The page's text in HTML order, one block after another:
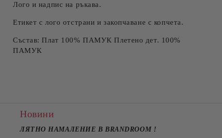
Лого и надпис на ръкава.
Етикет с лого отстрани и закопчаване с копчета.
Състав: Плат 100% ПАМУК Плетено дет. 100%
ПАМУК
Новини
ЛЯТНО НАМАЛЕНИЕ В BRANDROOM !